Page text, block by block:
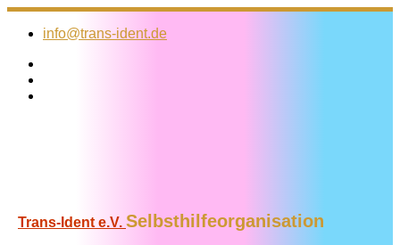
Zum
Inhalt
info@trans-ident.de
Trans-Ident e.V. Selbsthilfeorganisation